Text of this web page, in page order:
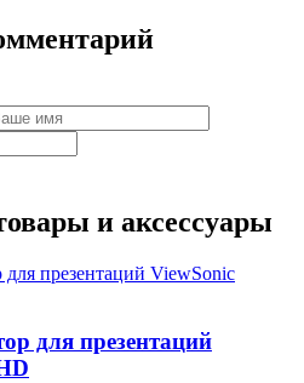
и аксессуары
для презентаций